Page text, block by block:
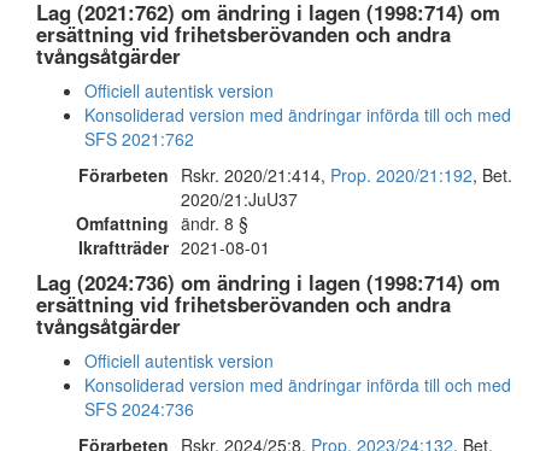
Lag (2021:762) om ändring i lagen (1998:714) om
ersättning vid frihetsberövanden och andra
tvångsåtgärder
Officiell autentisk version
Konsoliderad version med ändringar införda till och med
SFS 2021:762
Förarbeten Rskr. 2020/21:414, Prop. 2020/21:192, Bet.
2020/21:JuU37
Omfattning ändr. 8 §
Ikraftträder 2021-08-01
Lag (2024:736) om ändring i lagen (1998:714) om
ersättning vid frihetsberövanden och andra
tvångsåtgärder
Officiell autentisk version
Konsoliderad version med ändringar införda till och med
SFS 2024:736
Förarbeten Rskr. 2024/25:8, Prop. 2023/24:132, Bet.